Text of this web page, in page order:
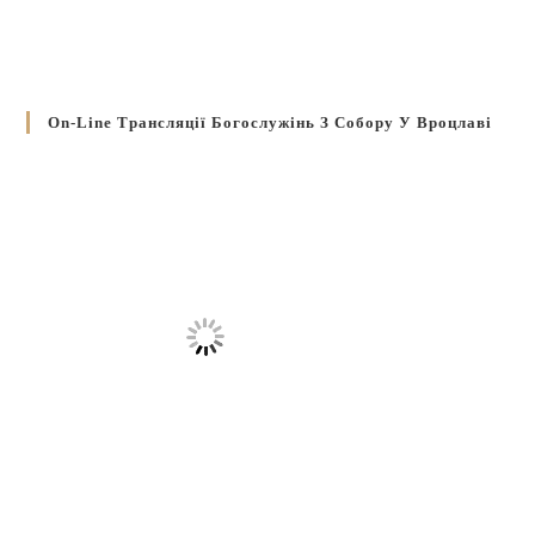
On-Line Трансляції Богослужінь З Собору У Вроцлаві